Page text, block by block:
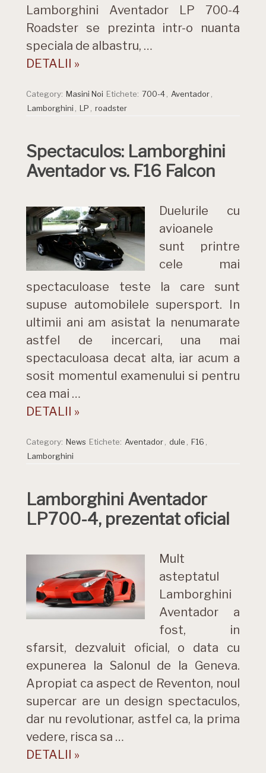
Lamborghini Aventador LP 700-4
Roadster se prezinta intr-o nuanta
speciala de albastru, …
DETALII »
Category: Masini Noi Etichete: 700-4 Aventador
Lamborghini
LP roadster
Spectaculos: Lamborghini
Aventador vs. F16 Falcon
Duelurile cu
avioanele
sunt printre
cele mai
spectaculoase teste la care sunt
supuse automobilele supersport. In
ultimii ani am asistat la nenumarate
astfel de incercari, una mai
spectaculoasa decat alta, iar acum a
sosit momentul examenului si pentru
cea mai …
DETALII »
Category: News Etichete: Aventador, dule , F16 ,
Lamborghini
Lamborghini Aventador
LP700-4, prezentat oficial
Mult
asteptatul
Lamborghini
Aventador a
fost, in
sfarsit, dezvaluit oficial, o data cu
expunerea la Salonul de la Geneva.
Apropiat ca aspect de Reventon, noul
supercar are un design spectaculos,
dar nu revolutionar, astfel ca, la prima
vedere, risca sa …
DETALII »